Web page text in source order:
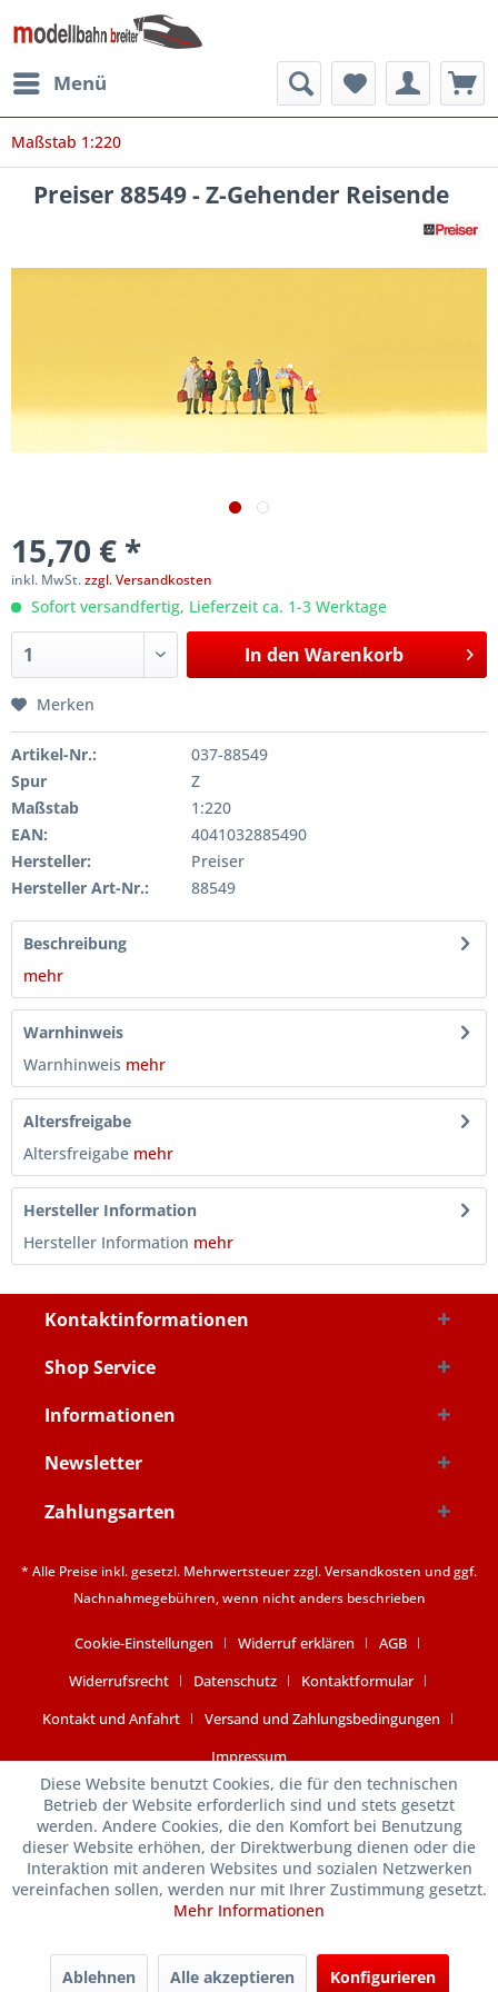
Menü
Maßstab 1:220
Preiser 88549 - Z-Gehender Reisende
15,70 € *
inkl. MwSt.zzgl. Versandkosten
Sofort versandfertig, Lieferzeit ca. 1-3 Werktage
In den Warenkorb
Merken
Artikel-Nr.:
037-88549
Spur
Z
Maßstab
1:220
EAN:
4041032885490
Hersteller:
Preiser
Hersteller Art-Nr.:
88549
Beschreibung
mehr
Warnhinweis
Warnhinweis mehr
Altersfreigabe
Altersfreigabe mehr
Hersteller Information
Hersteller Information mehr
Kontaktinformationen
Shop Service
Informationen
Newsletter
Zahlungsarten
* Alle Preise inkl. gesetzl. Mehrwertsteuer zzgl.Versandkosten und ggf.
Nachnahmegebühren, wenn nicht anders beschrieben
Cookie-Einstellungen Widerruf erklären
AGB
Widerrufsrecht
Datenschutz
Kontaktformular
Kontakt und Anfahrt
Versand und Zahlungsbedingungen
Impressum
Diese Website benutzt Cookies, die für den technischen
Betrieb der Website erforderlich sind und stets gesetzt
werden. Andere Cookies, die den Komfort bei Benutzung
dieser Website erhöhen, der Direktwerbung dienen oder die
Interaktion mit anderen Websites und sozialen Netzwerken
vereinfachen sollen, werden nur mit Ihrer Zustimmung gesetzt.
Mehr Informationen
Ablehnen Alle akzeptieren Konfigurieren